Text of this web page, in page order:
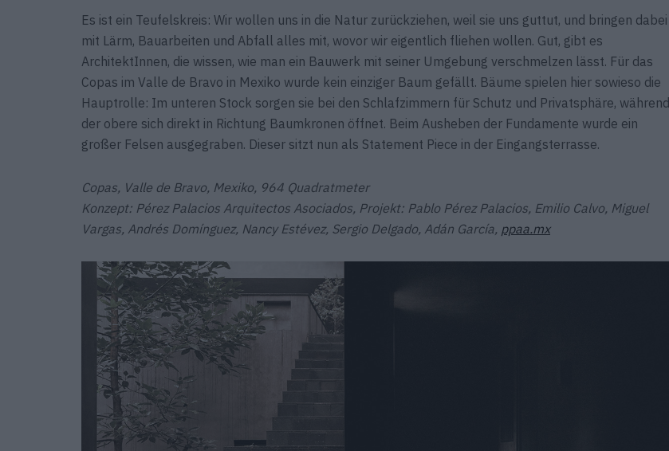
Es ist ein Teufelskreis: Wir wollen uns in die Natur zurückziehen, weil sie uns guttut, und bringen dabei
mit Lärm, Bauarbeiten und Abfall alles mit, wovor wir eigentlich fliehen wollen. Gut, gibt es
ArchitektInnen, die wissen, wie man ein Bauwerk mit seiner Umgebung verschmelzen lässt. Für das
Copas im Valle de Bravo in Mexiko wurde kein einziger Baum gefällt. Bäume spielen hier sowieso die
Hauptrolle: Im unteren Stock sorgen sie bei den Schlafzimmern für Schutz und Privatsphäre, während
der obere sich direkt in Richtung Baumkronen öffnet. Beim Ausheben der Fundamente wurde ein
großer Felsen ausgegraben. Dieser sitzt nun als Statement Piece in der Eingangsterrasse.
Copas, Valle de Bravo, Mexiko, 964 Quadratmeter
Konzept: Pérez Palacios Arquitectos Asociados, Projekt: Pablo Pérez Palacios, Emilio Calvo, Miguel
Vargas, Andrés Domínguez, Nancy Estévez, Sergio Delgado, Adán García, ppaa.mx